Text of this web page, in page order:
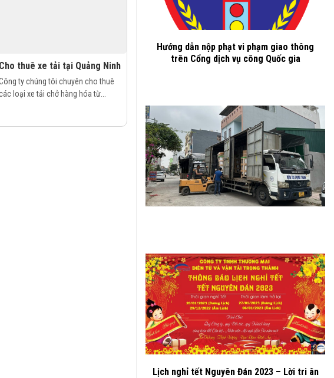
Cho thuê xe tải tại Quảng Ninh
ty chúng tôi chuyên cho thuê
loại xe tải chở hàng hóa từ...
Hướng dẫn nộp phạt vi phạm giao thông
trên Cổng dịch vụ công Quốc gia
Lịch nghỉ tết Nguyên Đán 2023 – Lời tri ân